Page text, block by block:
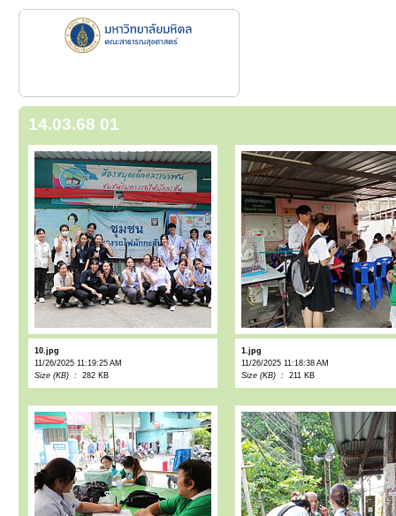
14.03.68 01
10.jpg
11/26/2025 11:19:25 AM
Size (KB) : 282 KB
1.jpg
11/26/2025 11:18:38 AM
Size (KB) : 211 KB